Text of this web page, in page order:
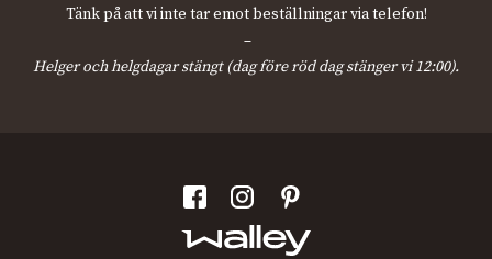
Tänk på att vi inte tar emot beställningar via telefon!
–
Helger och helgdagar stängt (dag före röd dag stänger vi 12:00).